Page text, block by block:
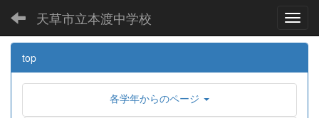
天草市立本渡中学校
top
各学年からのページ